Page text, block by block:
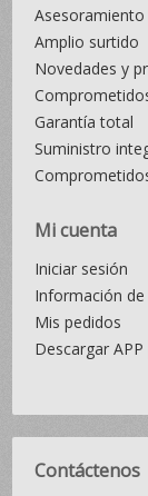
Amplio surtido
Novedades y
Garantía total
Suministro
Mi cuenta
Iniciar sesión
Información
Mis pedidos
Descargar
Contáctenos